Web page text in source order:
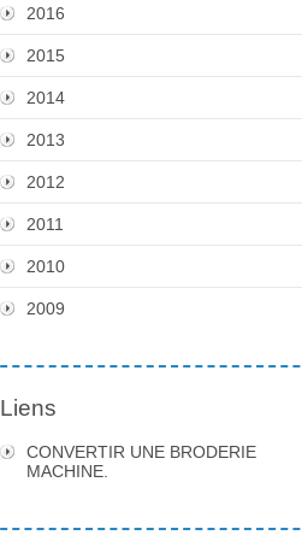
2016
2015
2014
2013
2012
2011
2010
2009
Liens
CONVERTIR UNE BRODERIE
MACHINE.